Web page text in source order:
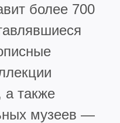
более 700
а также
музеев —